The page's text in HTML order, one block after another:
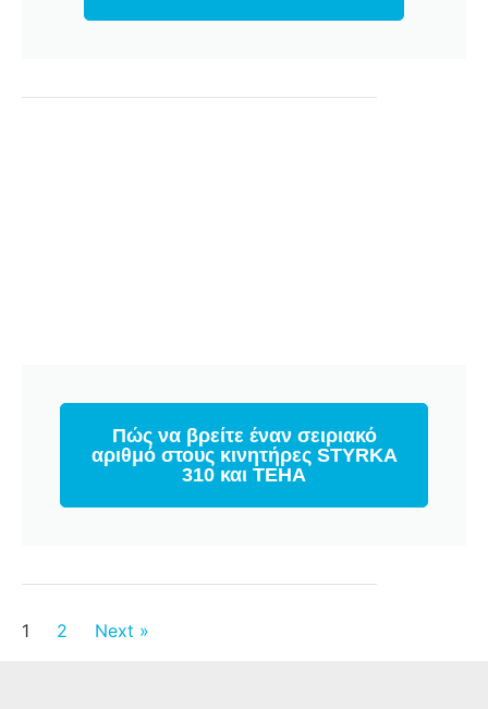
Πώς να βρείτε έναν σειριακό
αριθμό στους κινητήρες STYRKA
310 και TEHA
1 2 Next »